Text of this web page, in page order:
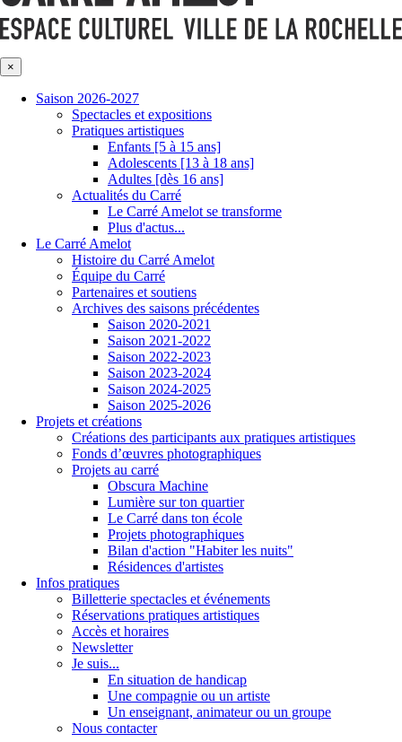
×
Saison 2026-2027
Spectacles et expositions
Pratiques artistiques
Enfants [5 à 15 ans]
Adolescents [13 à 18 ans]
Adultes [dès 16 ans]
Actualités du Carré
Le Carré Amelot se transforme
Plus d'actus...
Le Carré Amelot
Histoire du Carré Amelot
Équipe du Carré
Partenaires et soutiens
Archives des saisons précédentes
Saison 2020-2021
Saison 2021-2022
Saison 2022-2023
Saison 2023-2024
Saison 2024-2025
Saison 2025-2026
Projets et créations
Créations des participants aux pratiques artistiques
Fonds d’œuvres photographiques
Projets au carré
Obscura Machine
Lumière sur ton quartier
Le Carré dans ton école
Projets photographiques
Bilan d'action "Habiter les nuits"
Résidences d'artistes
Infos pratiques
Billetterie spectacles et événements
Réservations pratiques artistiques
Accès et horaires
Newsletter
Je suis...
En situation de handicap
Une compagnie ou un artiste
Un enseignant, animateur ou un groupe
Nous contacter